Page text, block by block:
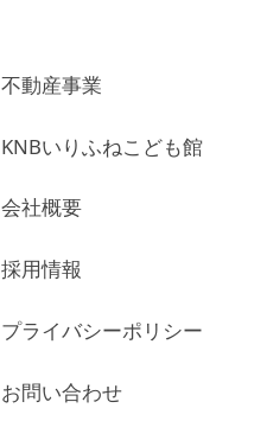
不動産事業
KNBいりふねこども館
会社概要
採用情報
プライバシーポリシー
お問い合わせ